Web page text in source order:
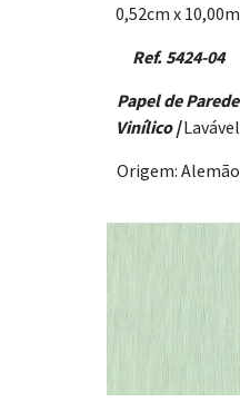
0,52cm x 10,00m
Ref. 5424-04
Papel de Parede
Vinílico |Lavável
Origem: Alemão